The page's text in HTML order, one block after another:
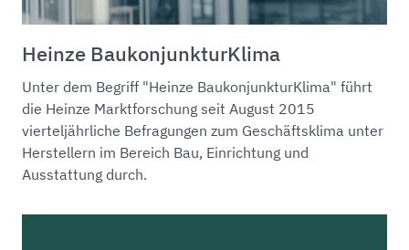
Heinze BaukonjunkturKlima
Unter dem Begriff "Heinze BaukonjunkturKlima" führt
die Heinze Marktforschung seit August 2015
vierteljährliche Befragungen zum Geschäftsklima unter
Herstellern im Bereich Bau, Einrichtung und
Ausstattung durch.